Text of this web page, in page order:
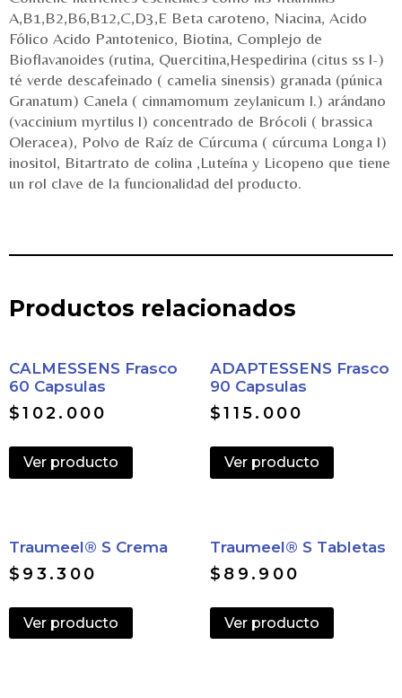
A,B1,B2,B6,B12,C,D3,E Beta caroteno, Niacina, Acido
Fólico Acido Pantotenico, Biotina, Complejo de
Bioflavanoides (rutina, Quercitina,Hespedirina (citus ss l-)
té verde descafeinado ( camelia sinensis) granada (púnica
Granatum) Canela ( cinnamomum zeylanicum l.) arándano
(vaccinium myrtilus l) concentrado de Brócoli ( brassica
Oleracea), Polvo de Raíz de Cúrcuma ( cúrcuma Longa l)
inositol, Bitartrato de colina ,Luteína y Licopeno que tiene
un rol clave de la funcionalidad del producto.
Productos relacionados
CALMESSENS Frasco
60 Capsulas
$102.000
Ver producto
ADAPTESSENS Frasco
90 Capsulas
$115.000
Ver producto
Traumeel® S Crema
$ 93.300
Ver producto
Traumeel® S Tabletas
$ 89.900
Ver producto